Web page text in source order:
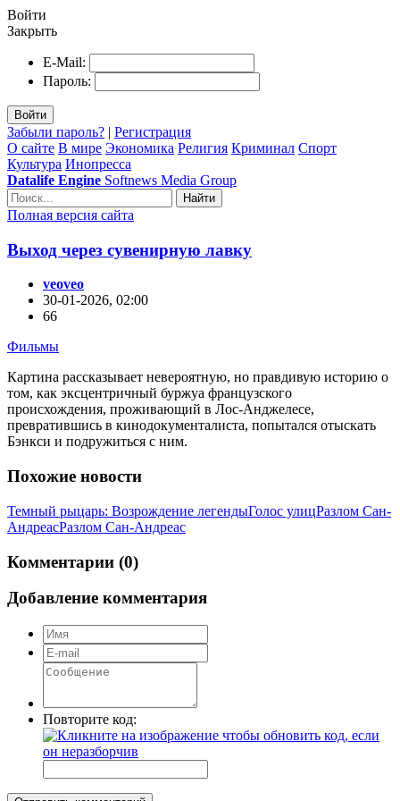
Войти
Закрыть
E-Mail:
Пароль:
Войти
Забыли пароль? | Регистрация
О сайте В мире Экономика Религия Криминал Спорт
Культура Инопресса
Datalife Engine Softnews Media Group
Найти
Полная версия сайта
Выход через сувенирную лавку
veoveo
30-01-2026, 02:00
66
Фильмы
Картина рассказывает невероятную, но правдивую историю о
том, как эксцентричный буржуа французского
происхождения, проживающий в Лос-Анджелесе,
превратившись в кинодокументалиста, попытался отыскать
Бэнкси и подружиться с ним.
Похожие новости
Темный рыцарь: Возрождение легендыГолос улицРазлом Сан-
АндреасРазлом Сан-Андреас
Комментарии (0)
Добавление комментария
Повторите код: